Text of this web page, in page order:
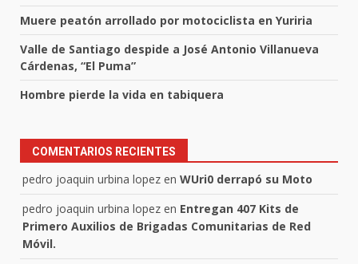
Muere peatón arrollado por motociclista en Yuriria
Valle de Santiago despide a José Antonio Villanueva
Cárdenas, “El Puma”
Hombre pierde la vida en tabiquera
COMENTARIOS RECIENTES
pedro joaquin urbina lopez en WUri0 derrapó su Moto
pedro joaquin urbina lopez en Entregan 407 Kits de
Primero Auxilios de Brigadas Comunitarias de Red
Móvil.